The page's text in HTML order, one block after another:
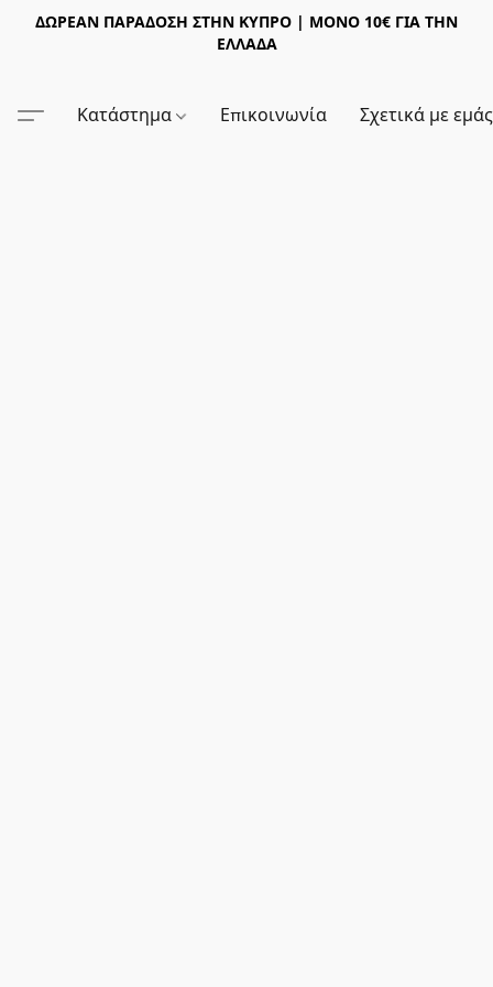
ΔΩΡΕΑΝ ΠΑΡΑΔΟΣΗ ΣΤΗΝ ΚΥΠΡΟ | ΜΟΝΟ 10€ ΓΙΑ ΤΗΝ
ΕΛΛΑΔΑ
Κατάστημα Επικοινωνία Σχετικά με εμάς